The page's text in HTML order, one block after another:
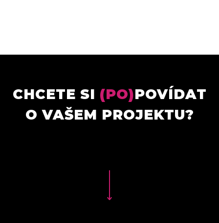
CHCETE SI (PO)POVÍDAT
O VAŠEM PROJEKTU?